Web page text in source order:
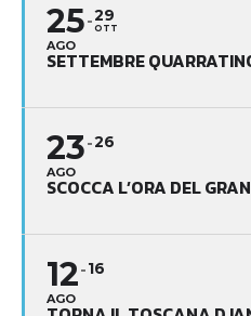
25
AGO
29
OTT
SETTEMBRE
23
AGO
26
SCOCCA L’ORA DEL
12
AGO
16